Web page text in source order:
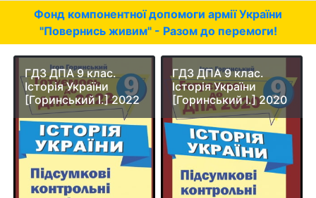
Фонд компонентної допомоги армії України
"Повернись живим" - Разом до перемоги!
ГДЗ ДПА 9 клас.
Історія України
[Горинський І.] 2022
ГДЗ ДПА 9 клас.
Історія України
[Горинський І.] 2020